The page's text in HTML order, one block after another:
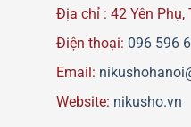
Địa chỉ : 42 Yên Phụ,
Điện thoại: 096 596
Email:
Website: nikusho.vn